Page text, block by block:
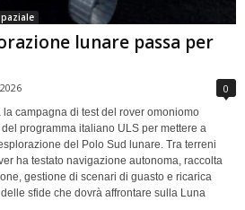
lunare passa per
0
campagna di test del rover omoniomo
programma italiano ULS per mettere a
del Polo Sud lunare. Tra terreni
ha testato navigazione autonoma, raccolta
gestione di scenari di guasto e ricarica
sfide che dovrà affrontare sulla Luna